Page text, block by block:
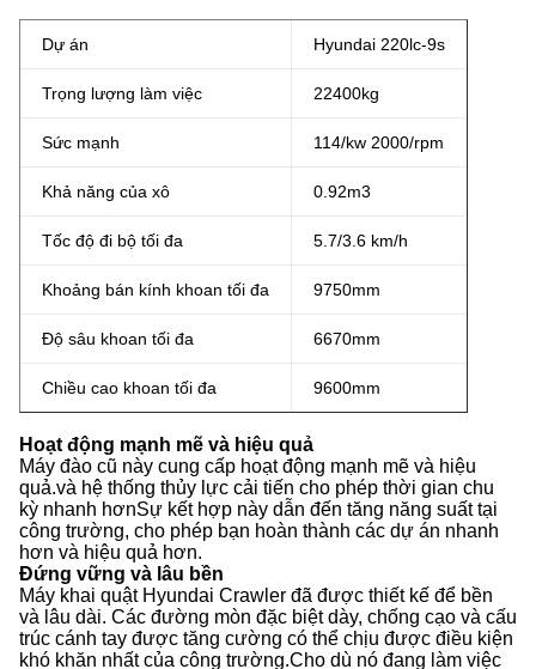
Dự án Hyundai 220lc-9s
Trọng lượng làm việc 22400kg
Sức mạnh 114/kw 2000/rpm
Khả năng của xô 0.92m3
Tốc độ đi bộ tối đa 5.7/3.6 km/h
Khoảng bán kính khoan tối đa 9750mm
Độ sâu khoan tối đa 6670mm
Chiều cao khoan tối đa 9600mm
Hoạt động mạnh mẽ và hiệu quả
Máy đào cũ này cung cấp hoạt động mạnh mẽ và hiệu
quả.và hệ thống thủy lực cải tiến cho phép thời gian chu
kỳ nhanh hơnSự kết hợp này dẫn đến tăng năng suất tại
công trường, cho phép bạn hoàn thành các dự án nhanh
hơn và hiệu quả hơn.
Đứng vững và lâu bền
Máy khai quật Hyundai Crawler đã được thiết kế để bền
và lâu dài. Các đường mòn đặc biệt dày, chống cạo và cấu
trúc cánh tay được tăng cường có thể chịu được điều kiện
khó khăn nhất của công trường.Cho dù nó đang làm việc